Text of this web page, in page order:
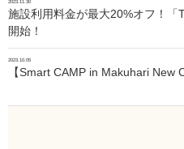
2023.11.30
施設利用料金が最大20%オフ！「
開始！
2023.10.05
【Smart CAMP in Makuhari New